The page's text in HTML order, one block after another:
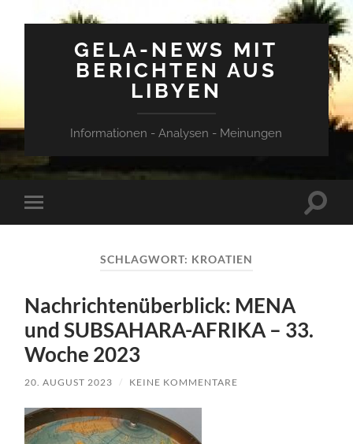
GELA-NEWS MIT
BERICHTEN AUS
LIBYEN
Informationen - Analysen - Meinungen
Mobile-
Menü
SCHLAGWORT: KROATIEN
Nachrichtenüberblick: MENA
und SUBSAHARA-AFRIKA – 33.
Woche 2023
20. AUGUST 2023 / KEINE KOMMENTARE